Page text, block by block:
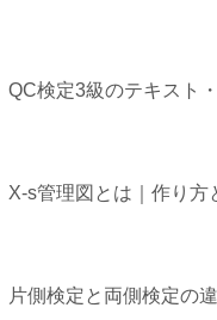
QC検定3級のテキスト
X-s管理図とは｜作り方
片側検定と両側検定の